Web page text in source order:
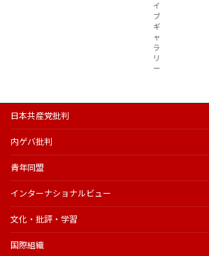
イ
ブ
ギ
ャ
ラ
リ
ー
日本共産党批判
内ゲバ批判
青年同盟
インターナショナルビュー
文化・批評・学習
国際組織